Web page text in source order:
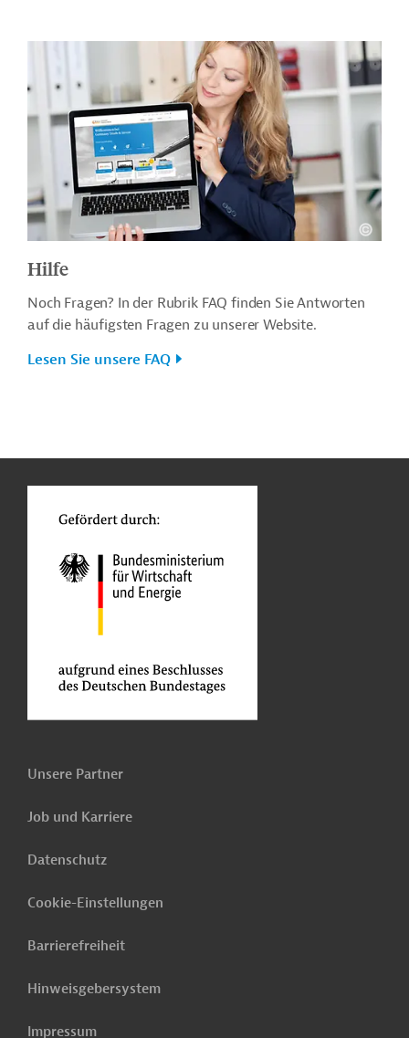
Hilfe
Noch Fragen? In der Rubrik FAQ finden Sie Antworten
auf die häufigsten Fragen zu unserer Website.
Lesen Sie unsere FAQ
Unsere Partner
Job und Karriere
Datenschutz
Cookie-Einstellungen
Barrierefreiheit
Hinweisgebersystem
Impressum